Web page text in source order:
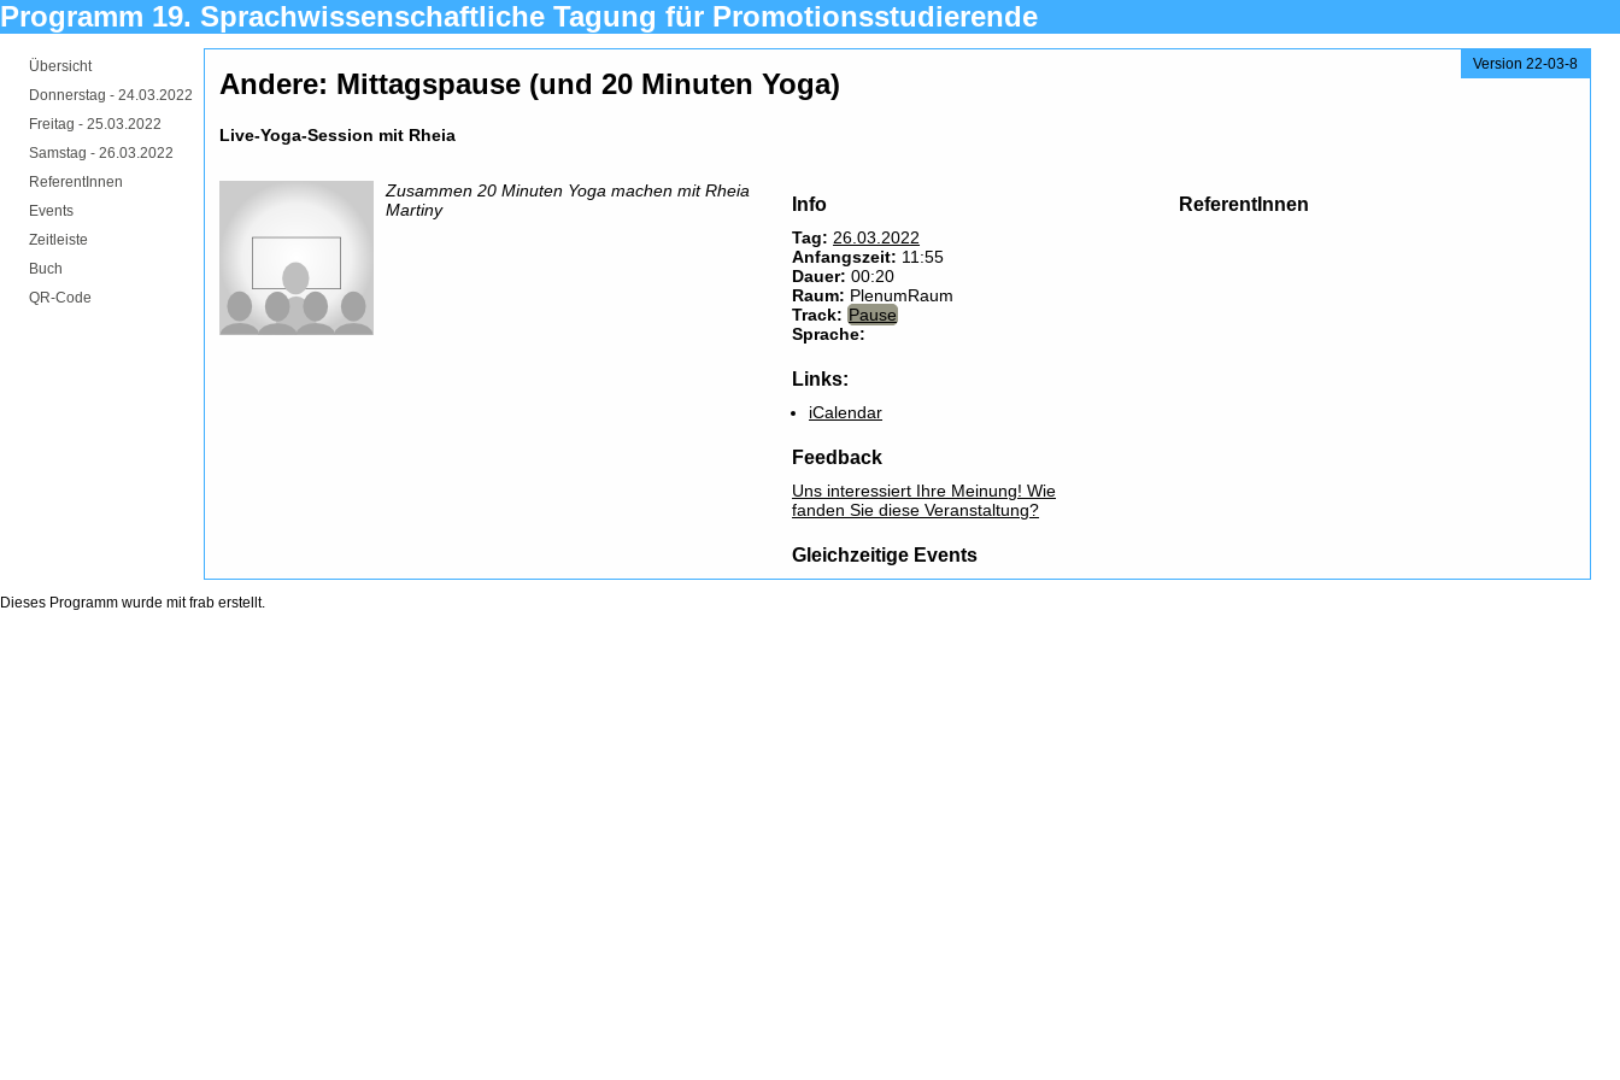
Programm 19. Sprachwissenschaftliche Tagung für Promotionsstudierende
Übersicht
Donnerstag - 24.03.2022
Freitag - 25.03.2022
Samstag - 26.03.2022
ReferentInnen
Events
Zeitleiste
Buch
QR-Code
Version 22-03-8
Andere: Mittagspause (und 20 Minuten Yoga)
Live-Yoga-Session mit Rheia
Zusammen 20 Minuten Yoga machen mit Rheia
Martiny
Info
Tag: 26.03.2022
Anfangszeit: 11:55
Dauer: 00:20
Raum: PlenumRaum
Track: Pause
Sprache:
Links:
iCalendar
Feedback
Uns interessiert Ihre Meinung! Wie
fanden Sie diese Veranstaltung?
Gleichzeitige Events
ReferentInnen
Dieses Programm wurde mitfrab erstellt.